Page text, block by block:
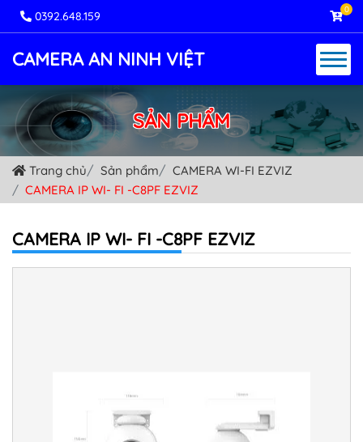
0392.648.159 0
CAMERA AN NINH VIỆT
SẢN PHẨM
Trang chủ Sản phẩm
CAMERA WI-FI EZVIZ
CAMERA IP WI- FI -C8PF EZVIZ
CAMERA IP WI- FI -C8PF EZVIZ